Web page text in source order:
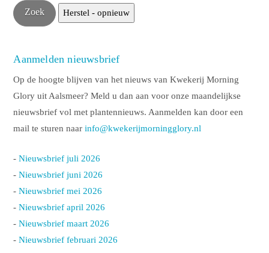
Aanmelden nieuwsbrief
Op de hoogte blijven van het nieuws van Kwekerij Morning
Glory uit Aalsmeer? Meld u dan aan voor onze maandelijkse
nieuwsbrief vol met plantennieuws. Aanmelden kan door een
mail te sturen naarinfo@kwekerijmorningglory.nl
-Nieuwsbrief juli 2026
-Nieuwsbrief juni 2026
-Nieuwsbrief mei 2026
-Nieuwsbrief april 2026
-Nieuwsbrief maart 2026
-Nieuwsbrief februari 2026